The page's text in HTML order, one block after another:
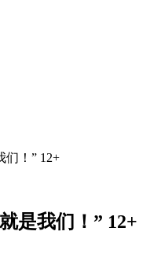
们！” 12+
是我们！” 12+